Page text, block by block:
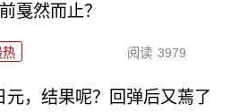
戛然而止？
热 阅读 3979
元，结果呢？回弹后又蔫了